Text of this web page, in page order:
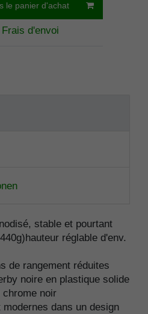
le panier d'achat
Frais d'envoi
stable et pourtant
réglable d'env.
de rangement réduites
noire en plastique solide
chrome noir
dans un design